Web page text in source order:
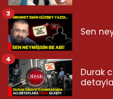
Sen
3
Durak
4